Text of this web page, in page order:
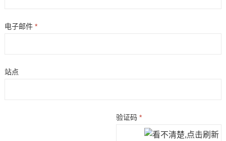
电子邮件 *
站点
验证码*